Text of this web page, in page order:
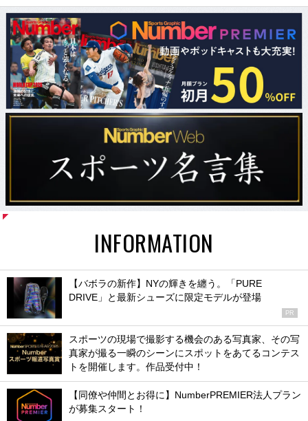
INFORMATION
【バボラの新作】NYの輝きを纏う。「PURE
DRIVE」と最新シューズに限定モデルが登場
PR
スポーツの現場で撮影する機会のある写真家、その写
真家が撮る一瞬のシーンにスポットをあてるコンテス
トを開催します。作品受付中！
【同僚や仲間とお得に】NumberPREMIER法人プラン
が募集スタート！